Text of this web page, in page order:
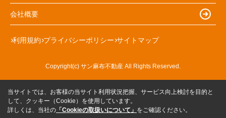
会社概要
利用規約 プライバシーポリシー サイトマップ
Copyright(c) サン麻布不動産 All Rights Reserved.
当サイトでは、お客様の当サイト利用状況把握、サービス向上検討を目的と
して、クッキー（Cookie）を使用しています。
詳しくは、当社の 「Cookieの取扱いについて」 をご確認ください。